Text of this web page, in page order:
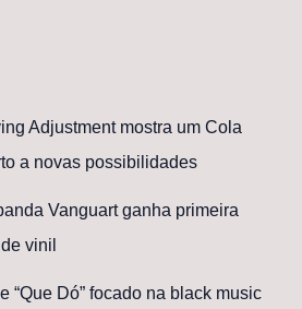
Adjustment mostra um Cola
a novas possibilidades
Vanguart ganha primeira
vinil
“Que Dó” focado na black music